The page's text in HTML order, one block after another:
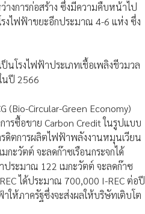
งการก่อสร้าง ซึ่งมีความคืบหน้าไป
รงไฟฟ้าขยะอีกประมาณ 4-6 แห่ง ซึ่ง
นโรงไฟฟ้าประเภทเชื้อเพลิงชีวมวล
นปี 2566
(Bio-Circular-Green Economy)
รซื้อขาย Carbon Credit ในรูปแบบ
รดิตการผลิตไฟฟ้าพลังงานหมุนเวียน
กะวัตต์ จะลดก๊าซเรือนกระจกได้
ระมาณ 122 เมกะวัตต์ จะลดก๊าซ
ได้ประมาณ 700,000 I-REC ต่อปี
ให้ภาครัฐซึ่งจะส่งผลให้บริษัทเติบโต